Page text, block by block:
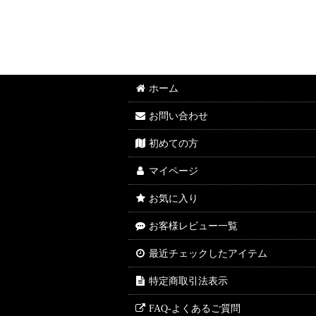
ホーム
お問い合わせ
初めての方
マイページ
お気に入り
お客様レビュー一覧
最近チェックしたアイテム
特定商取引法表示
FAQ-よくあるご質問